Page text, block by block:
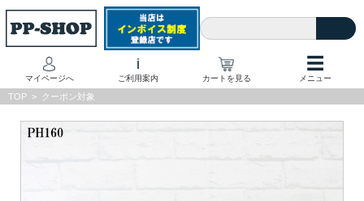
マイページへ
i
ご利用案内 カートを見る
☰
メニュー
TOP > クーポン対象